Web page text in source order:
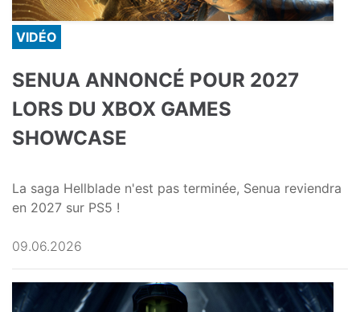
VIDÉO
SENUA ANNONCÉ POUR 2027
LORS DU XBOX GAMES
SHOWCASE
La saga Hellblade n'est pas terminée, Senua reviendra
en 2027 sur PS5 !
09.06.2026